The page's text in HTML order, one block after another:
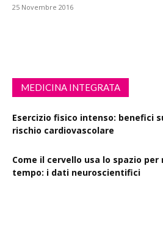
25 Novembre 2016
MEDICINA INTEGRATA
Esercizio fisico intenso: benefici
rischio cardiovascolare
Come il cervello usa lo spazio
tempo: i dati neuroscientifici